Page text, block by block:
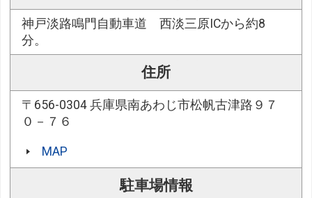
神戸淡路鳴門自動車道 西淡三原ICから約8
分。
住所
〒656-0304 兵庫県南あわじ市松帆古津路９７
０－７６
MAP
駐車場情報